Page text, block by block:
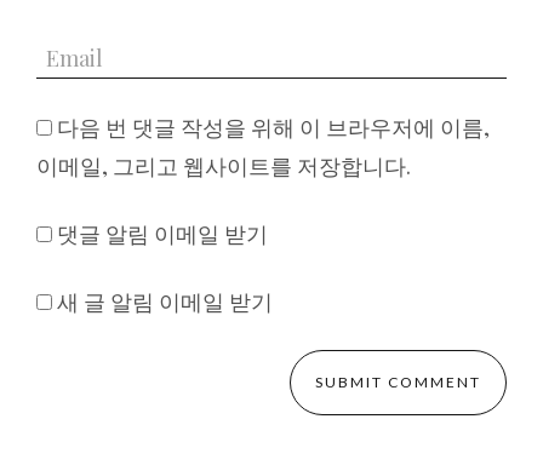
다음 번 댓글 작성을 위해 이 브라우저에 이름,
이메일, 그리고 웹사이트를 저장합니다.
댓글 알림 이메일 받기
새 글 알림 이메일 받기